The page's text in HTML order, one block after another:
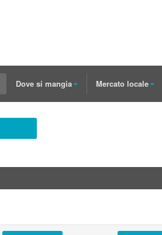
Dove si mangia Mercato locale